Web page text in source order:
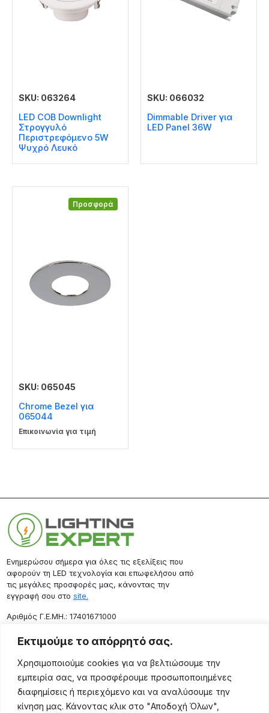
Εκτιμούμε το απόρρητό σας.
Χρησιμοποιούμε cookies για να βελτιώσουμε την
εμπειρία σας, να προσφέρουμε προσωποποιημένες
διαφημίσεις ή περιεχόμενο και να αναλύσουμε την
κίνηση μας. Κάνοντας κλικ στο "Αποδοχή Όλων",
SKU: 063264
LED COB Downlight
Στρογγυλό
Περιστρεφόμενο 5W
Ψυχρό Λευκό
SKU: 066032
Dimmable Driver για
LED Panel 36W
Προσφορά
SKU: 065045
Chrome Bezel για
065044
Επικοινωνία για τιμή
Ενημερώσου σήμερα για όλες τις εξελίξεις που
αφορούν τη LED τεχνολογία και επωφελήσου από
τις μεγάλες προσφορές μας, κάνοντας την
εγγραφή σου στο site.
Aριθμός Γ.Ε.ΜΗ.: 17401671000
Επικοινωνία
Ρόδου 133, Αθήνα 10443
(+30) 211 725 5427
sales@lightingexpert.gr